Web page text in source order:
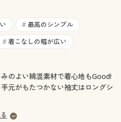
せ
せ
# 最高のシンプル
# 着こなしの幅が広い
のよい綿混素材で着心地もGood!
元がもたつかない袖丈はロングシ